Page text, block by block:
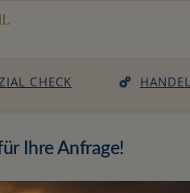
CHECK
Ihre Anfrage!